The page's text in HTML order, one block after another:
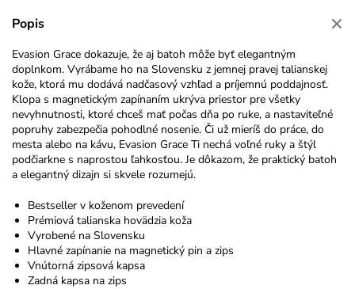
Popis
Evasion Grace dokazuje, že aj batoh môže byť elegantným
doplnkom. Vyrábame ho na Slovensku z jemnej pravej talianskej
kože, ktorá mu dodává nadčasový vzhľad a príjemnú poddajnosť.
Klopa s magnetickým zapínaním ukrýva priestor pre všetky
nevyhnutnosti, ktoré chceš mať počas dňa po ruke, a nastaviteľné
popruhy zabezpečia pohodlné nosenie. Či už mieríš do práce, do
mesta alebo na kávu, Evasion Grace Ti nechá voľné ruky a štýl
podčiarkne s naprostou ľahkosťou. Je dôkazom, že praktický batoh
a elegantný dizajn si skvele rozumejú.
Bestseller v koženom prevedení
Prémiová talianska hovädzia koža
Vyrobené na Slovensku
Hlavné zapínanie na magnetický pin a zips
Vnútorná zipsová kapsa
Zadná kapsa na zips